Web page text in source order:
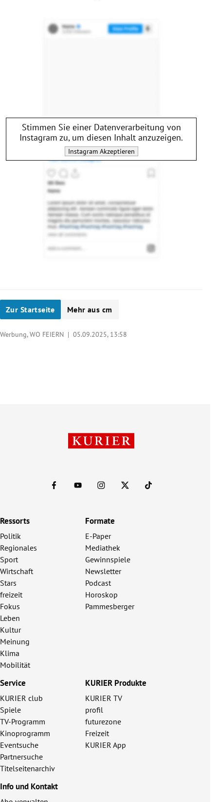
Stimmen Sie einer Datenverarbeitung von
Instagram zu, um diesen Inhalt anzuzeigen.
InstagramAkzeptieren
Zur Startseite Mehr aus cm
Werbung, WO FEIERN | 05.09.2025, 13:58
Ressorts
Politik
Regionales
Sport
Wirtschaft
Stars
freizeit
Fokus
Leben
Kultur
Meinung
Klima
Mobilität
Formate
E-Paper
Mediathek
Gewinnspiele
Newsletter
Podcast
Horoskop
Pammesberger
Service
KURIER club
Spiele
TV-Programm
Kinoprogramm
Eventsuche
Partnersuche
Titelseitenarchiv
KURIER Produkte
KURIER TV
profil
futurezone
Freizeit
KURIER App
Info und Kontakt